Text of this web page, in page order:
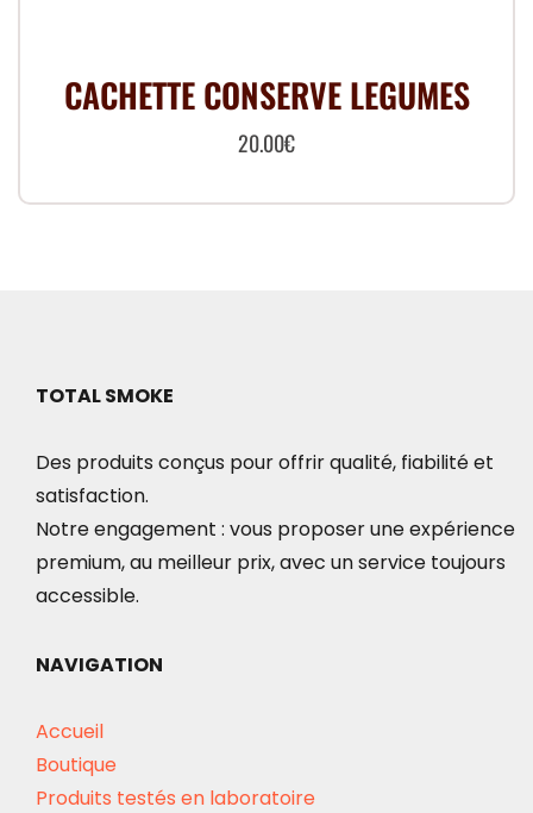
CACHETTE CONSERVE LEGUMES
20.00€
TOTAL SMOKE
Des produits conçus pour offrir qualité, fiabilité et
satisfaction.
Notre engagement : vous proposer une expérience
premium, au meilleur prix, avec un service toujours
accessible.
NAVIGATION
Accueil
Boutique
Produits testés en laboratoire